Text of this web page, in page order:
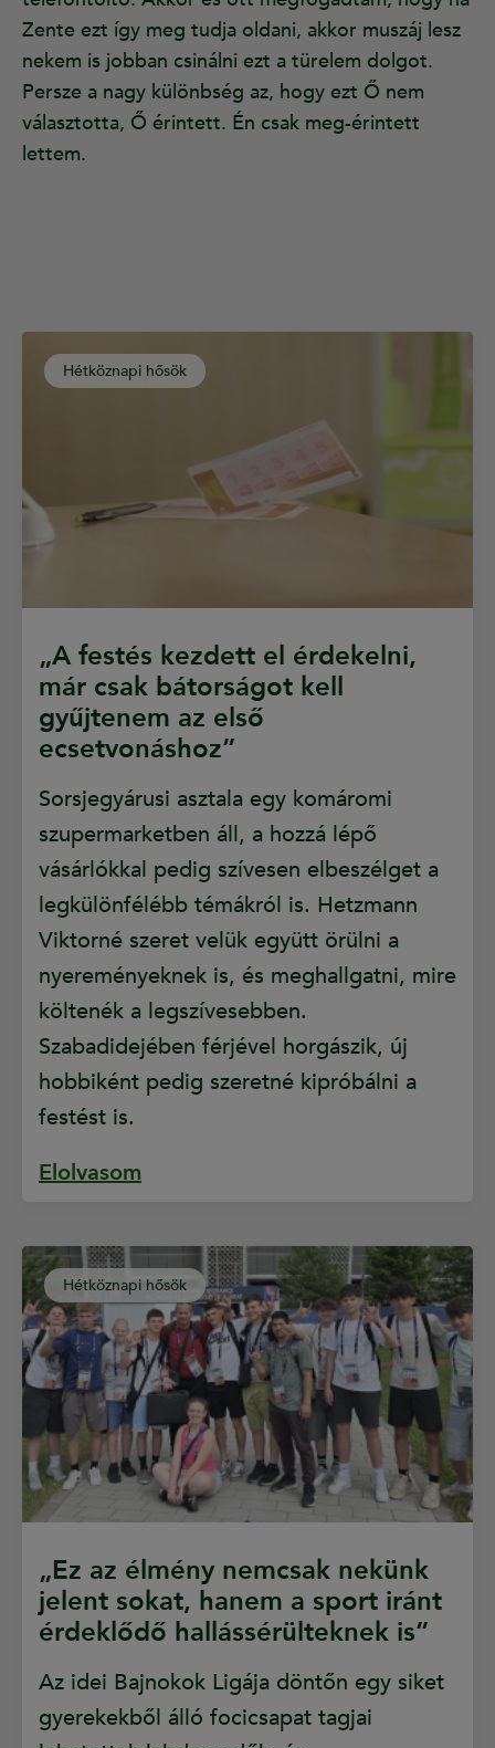
Zente ezt így meg tudja oldani, akkor muszáj lesz
nekem is jobban csinálni ezt a türelem dolgot.
Persze a nagy különbség az, hogy ezt Ő nem
választotta, Ő érintett. Én csak meg-érintett
lettem.
Hétköznapi hősök
„A festés kezdett el érdekelni,
már csak bátorságot kell
gyűjtenem az első
ecsetvonáshoz”
Sorsjegyárusi asztala egy komáromi
szupermarketben áll, a hozzá lépő
vásárlókkal pedig szívesen elbeszélget a
legkülönfélébb témákról is. Hetzmann
Viktorné szeret velük együtt örülni a
nyereményeknek is, és meghallgatni, mire
költenék a legszívesebben.
Szabadidejében férjével horgászik, új
hobbiként pedig szeretné kipróbálni a
festést is.
Elolvasom
Hétköznapi hősök
„Ez az élmény nemcsak nekünk
jelent sokat, hanem a sport iránt
érdeklődő hallássérülteknek is”
Az idei Bajnokok Ligája döntőn egy siket
gyerekekből álló focicsapat tagjai